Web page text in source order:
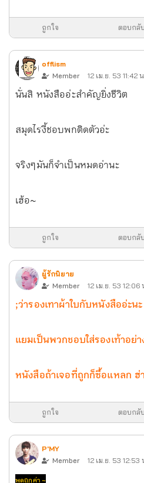
ถูกใจ ตอบกลับ
offlism
Member
12 เม.ย. 53 11:42
นั่นสิ หนังสืออ่ะสำคัญยิ่งชีวิต
สมุดไรงี้ชอบพกติดตัวอ่ะ
จริงๆมันก็จำเป็นหมดอ่านะ
เฮ้อ~
ถูกใจ ตอบกลับ
ผู้รักนิยาย
Member
12 เม.ย. 53 12:06
;ว่ารองเทาผ้าใบกับหนังสืออ่ะนะ
แยมเป็นพวกชอบใส่รองเท้าอย่
หนังสือถ้าเจอที่ถูกก็ซื้อแหลก ฮ่
ถูกใจ ตอบกลับ
P'MY
Member
12 เม.ย. 53 12:53
พูดถูกค่า ~